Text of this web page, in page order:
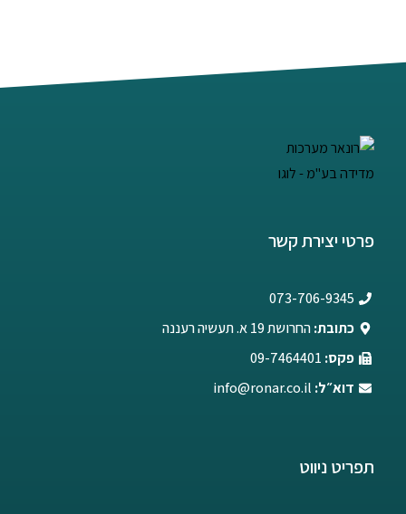
פרטי יצירת קשר
073-706-9345
כתובת:החרושת 19 א. תעשיה רעננה
פקס:
דוא״ל: info@ronar.co.il
תפריט ניווט